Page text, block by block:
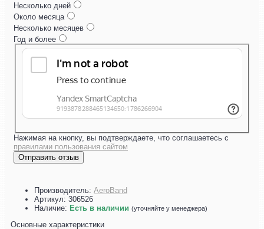
Несколько дней
Около месяца
Несколько месяцев
Год и более
Нажимая на кнопку, вы подтверждаете, что соглашаетесь с
правилами пользования сайтом
Отправить отзыв
Производитель: AeroBand
Артикул: 306526
Наличие: Есть в наличии (уточняйте у менеджера)
Основные характеристики